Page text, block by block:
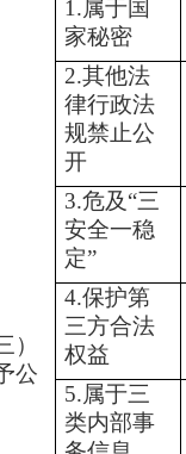
）
公
1.属于国
家秘密
2.其他法
律行政法
规禁止公
开
3.危及“三
安全一稳
定”
4.保护第
三方合法
权益
5.属于三
类内部事